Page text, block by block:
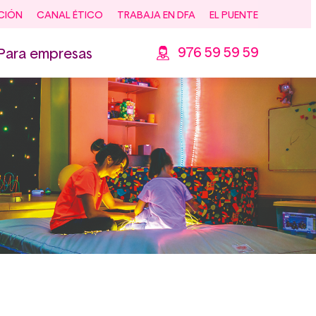
CANAL ÉTICO TRABAJA EN DFA EL PUENTE
Para empresas 976 59 59 59